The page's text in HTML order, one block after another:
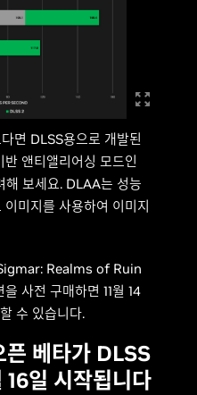
면 DLSS용으로 개발된
앤티앨리어싱 모드인
보세요. DLAA는 성능
미지를 사용하여 이미지
Realms of Ruin
사전 구매하면 11월 14
수 있습니다.
베타가 DLSS
16일 시작됩니다